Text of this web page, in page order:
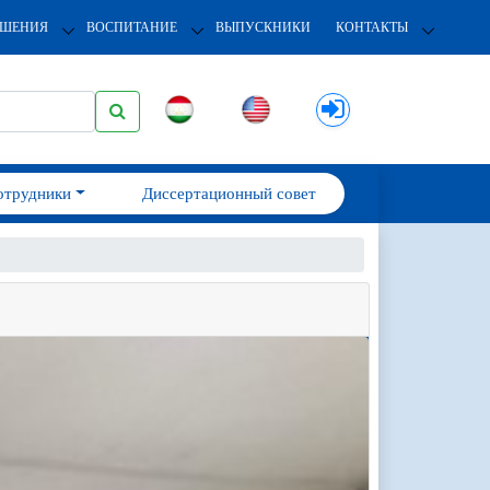
ВОСПИТАНИЕ ВЫПУСКНИКИ КОНТАКТЫ
Диссертационный совет